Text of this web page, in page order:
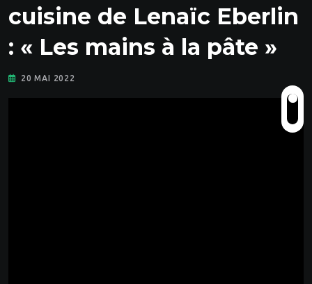
cuisine de Lenaïc Eberlin
: « Les mains à la pâte »
20 MAI 2022